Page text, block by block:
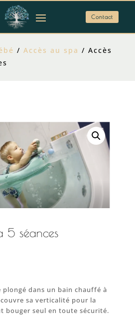
Contact
/ Accès au spa / Accès
5 séances
dans un bain chauffé à
sa verticalité pour la
bouger seul en toute sécurité.